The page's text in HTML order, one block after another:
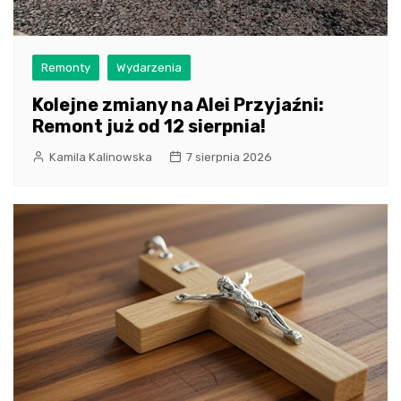
Remonty Wydarzenia
Kolejne zmiany na Alei Przyjaźni:
Remont już od 12 sierpnia!
Kamila Kalinowska 7 sierpnia 2026